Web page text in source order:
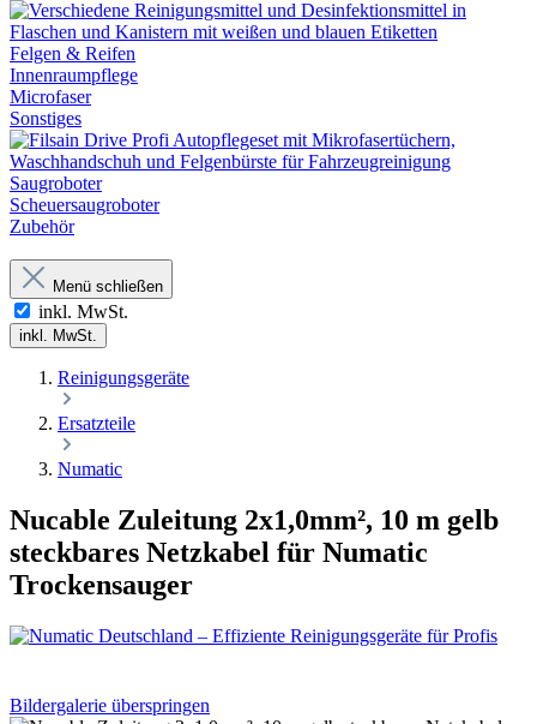
Felgen & Reifen
Innenraumpflege
Microfaser
Sonstiges
Saugroboter
Scheuersaugroboter
Zubehör
Menü schließen
inkl. MwSt.
inkl. MwSt.
Reinigungsgeräte
Ersatzteile
Numatic
Nucable Zuleitung 2x1,0mm², 10 m gelb
steckbares Netzkabel für Numatic
Trockensauger
Bildergalerie überspringen